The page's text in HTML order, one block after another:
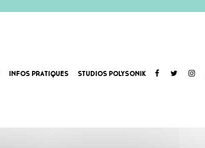
INFOS PRATIQUES STUDIOS POLYSONIK